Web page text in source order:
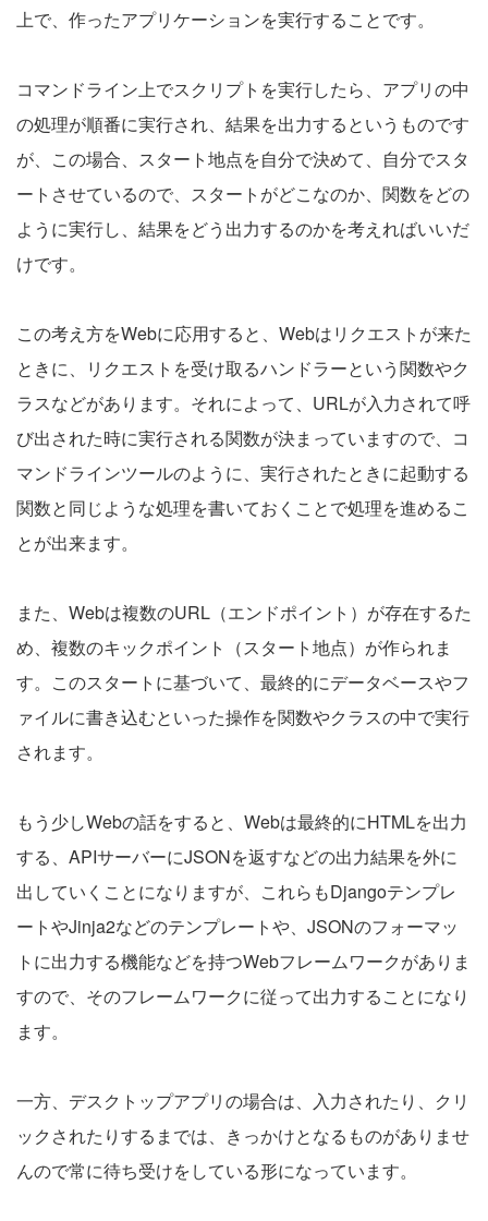
上で、作ったアプリケーションを実行することです。
コマンドライン上でスクリプトを実行したら、アプリの中
の処理が順番に実行され、結果を出力するというものです
が、この場合、スタート地点を自分で決めて、自分でスタ
ートさせているので、スタートがどこなのか、関数をどの
ように実行し、結果をどう出力するのかを考えればいいだ
けです。
この考え方をWebに応用すると、Webはリクエストが来た
ときに、リクエストを受け取るハンドラーという関数やク
ラスなどがあります。それによって、URLが入力されて呼
び出された時に実行される関数が決まっていますので、コ
マンドラインツールのように、実行されたときに起動する
関数と同じような処理を書いておくことで処理を進めるこ
とが出来ます。
また、Webは複数のURL（エンドポイント）が存在するた
め、複数のキックポイント（スタート地点）が作られま
す。このスタートに基づいて、最終的にデータベースやフ
ァイルに書き込むといった操作を関数やクラスの中で実行
されます。
もう少しWebの話をすると、Webは最終的にHTMLを出力
する、APIサーバーにJSONを返すなどの出力結果を外に
出していくことになりますが、これらもDjangoテンプレ
ートやJinja2などのテンプレートや、JSONのフォーマッ
トに出力する機能などを持つWebフレームワークがありま
すので、そのフレームワークに従って出力することになり
ます。
一方、デスクトップアプリの場合は、入力されたり、クリ
ックされたりするまでは、きっかけとなるものがありませ
んので常に待ち受けをしている形になっています。